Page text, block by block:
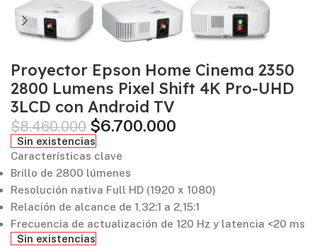
Proyector Epson Home Cinema 2350
2800 Lumens Pixel Shift 4K Pro-UHD
3LCD con Android TV
$8.460.000 $6.700.000
Sin existencias
Características clave
Brillo de 2800 lúmenes
Resolución nativa Full HD (1920 x 1080)
Relación de alcance de 1,32:1 a 2,15:1
Frecuencia de actualización de 120 Hz y latencia <20 ms
Sin existencias